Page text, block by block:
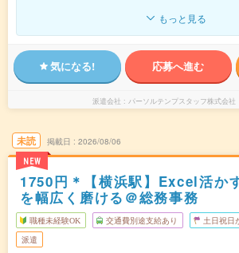
もっと見る
気になる! 応募へ進む
派遣会社 パーソルテンプスタッフ株式会
未読
NEW
掲載日 2026/08/06
1750円＊【横浜駅】Excel活か
を幅広く磨ける＠総務事務
職種未経験OK 交通費別途支給あり 土日祝日
派遣